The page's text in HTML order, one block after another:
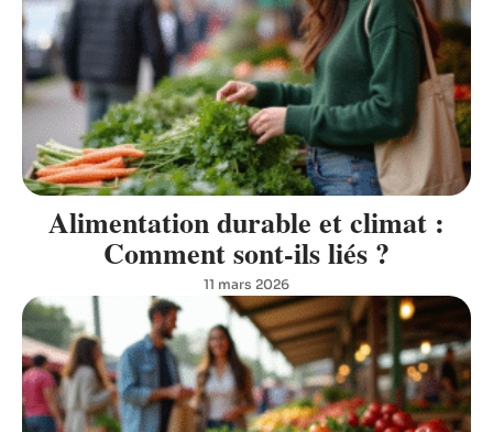
Alimentation durable et climat :
Comment sont-ils liés ?
11 mars 2026